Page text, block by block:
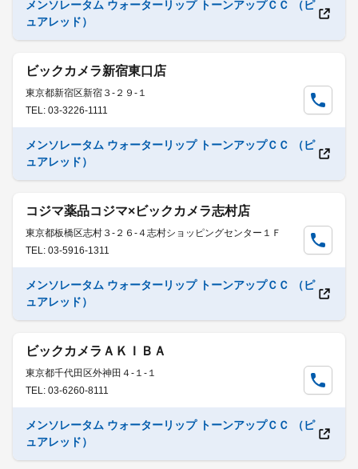
メンソレータム ウォーターリップ トーンアップＣＣ （ピ
ュアレッド）
ビックカメラ新宿東口店
東京都新宿区新宿３-２９-１
TEL: 03-3226-1111
メンソレータム ウォーターリップ トーンアップＣＣ （ピ
ュアレッド）
コジマ薬品コジマ×ビックカメラ志村店
東京都板橋区志村３-２６-４志村ショッピングセンター１Ｆ
TEL: 03-5916-1311
メンソレータム ウォーターリップ トーンアップＣＣ （ピ
ュアレッド）
ビックカメラＡＫＩＢＡ
東京都千代田区外神田４-１-１
TEL: 03-6260-8111
メンソレータム ウォーターリップ トーンアップＣＣ （ピ
ュアレッド）